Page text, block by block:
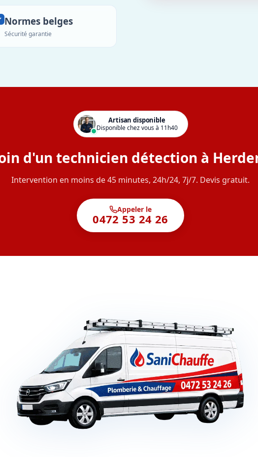
Normes belges
Sécurité garantie
Artisan disponible
Disponible chez vous à 11h40
d'un technicien détection à
Intervention en moins de 45 minutes, 24h/24, 7j/7. Devis gratuit.
Appeler le
0472 53 24 26